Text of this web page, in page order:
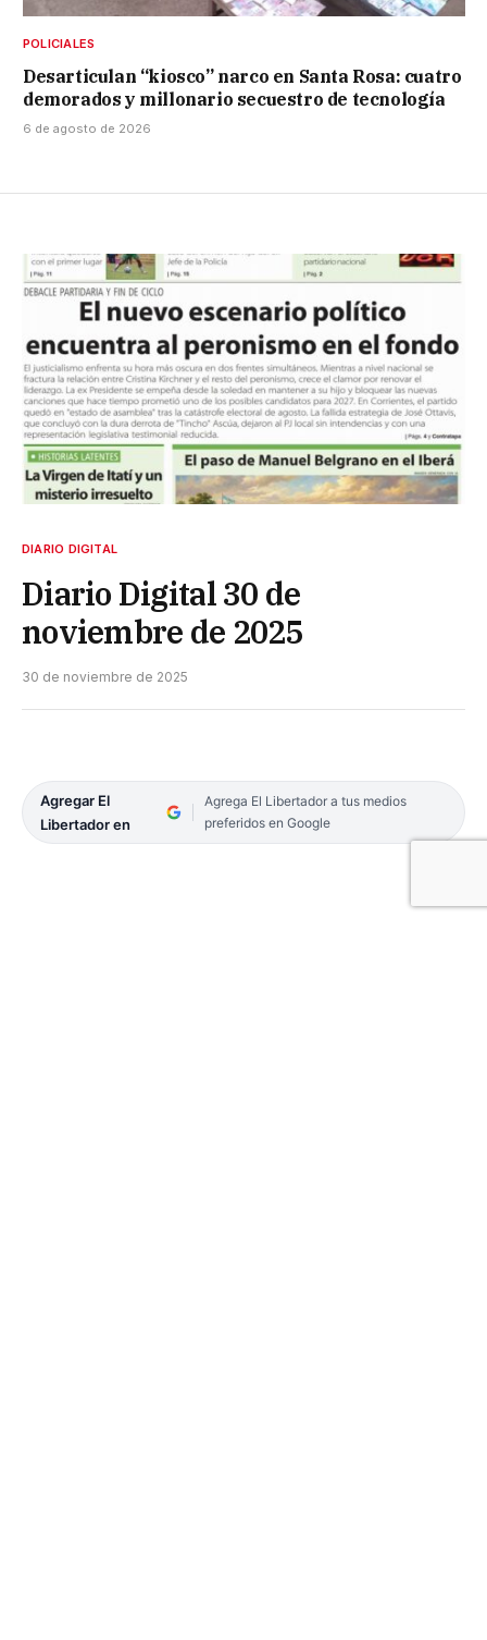
POLICIALES
Desarticulan “kiosco” narco en Santa Rosa: cuatro
demorados y millonario secuestro de tecnología
6 de agosto de 2026
DIARIO DIGITAL
Diario Digital 30 de
noviembre de 2025
30 de noviembre de 2025
Agregar El
Libertador en
Agrega El Libertador a tus medios
preferidos en Google